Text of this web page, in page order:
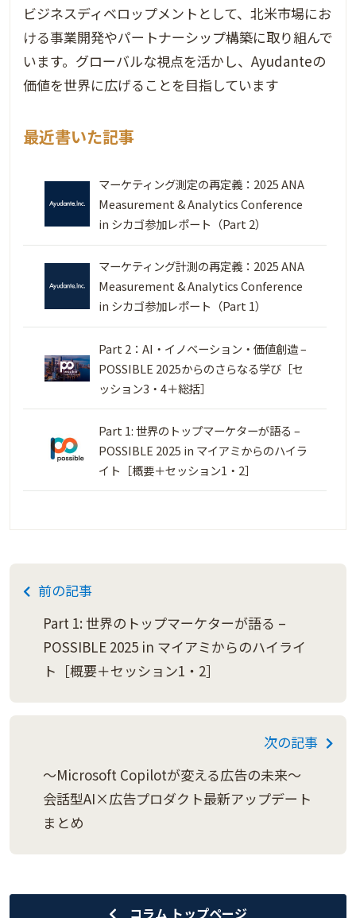
ビジネスディベロップメントとして、北米市場にお
ける事業開発やパートナーシップ構築に取り組んで
います。グローバルな視点を活かし、Ayudanteの
価値を世界に広げることを目指しています
最近書いた記事
マーケティング測定の再定義：2025 ANA
Measurement & Analytics Conference
in シカゴ参加レポート（Part 2）
マーケティング計測の再定義：2025 ANA
Measurement & Analytics Conference
in シカゴ参加レポート（Part 1）
Part 2：AI・イノベーション・価値創造 –
POSSIBLE 2025からのさらなる学び［セ
ッション3・4＋総括］
Part 1: 世界のトップマーケターが語る –
POSSIBLE 2025 in マイアミからのハイラ
イト［概要＋セッション1・2］
前の記事
Part 1: 世界のトップマーケターが語る –
POSSIBLE 2025 in マイアミからのハイライ
ト［概要＋セッション1・2］
次の記事
～Microsoft Copilotが変える広告の未来～
会話型AI×広告プロダクト最新アップデート
まとめ
コラム トップページ